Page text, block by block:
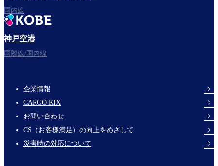
フライトをお楽しみください。
国内線
神戸空港
国際線/国内線
Footer
Links
企業情報
CARGO KIX
お問い合わせ
CS（お客様満足）の向上をめざして
災害時の対応について